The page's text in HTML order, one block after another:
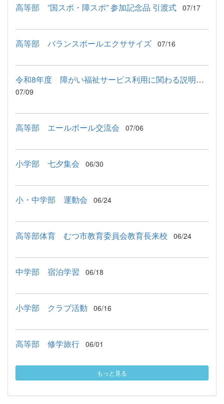
高等部 ”国スポ・障スポ” 参加記念品 引渡式 07/17
高等部 バランスボールエクササイズ 07/16
令和8年度 障がい福祉サービス利用に関わる説明会が行われました
07/09
高等部 エールボール交流会 07/06
小学部 七夕集会 06/30
小・中学部 運動会 06/24
高等部体育 むつ市教育委員会教育長来校 06/24
中学部 宿泊学習 06/18
小学部 クラブ活動 06/16
高等部 修学旅行 06/01
もっと見る